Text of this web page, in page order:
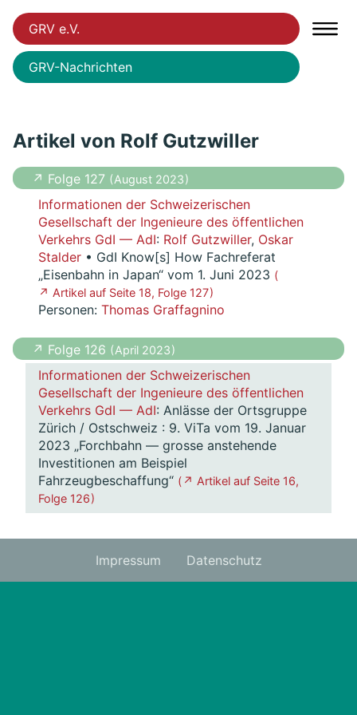
GRV e.V.
GRV-Nachrichten
Artikel von Rolf Gutzwiller
↗ Folge 127 ( August 2023 )
Informationen der Schweizerischen
Gesellschaft der Ingenieure des öffentlichen
Verkehrs GdI — AdI: Rolf Gutzwiller, Oskar
Stalder • GdI Know[s] How Fachreferat
„Eisenbahn in Japan“ vom 1. Juni 2023 (
↗ Artikel auf Seite 18, Folge 127 )
Personen: Thomas Graffagnino
↗ Folge 126 ( April 2023 )
Informationen der Schweizerischen
Gesellschaft der Ingenieure des öffentlichen
Verkehrs GdI — AdI: Anlässe der Ortsgruppe
Zürich / Ostschweiz : 9. ViTa vom 19. Januar
2023 „Forchbahn — grosse anstehende
Investitionen am Beispiel
Fahrzeugbeschaffung“ ( ↗ Artikel auf Seite 16,
Folge 126 )
Impressum Datenschutz